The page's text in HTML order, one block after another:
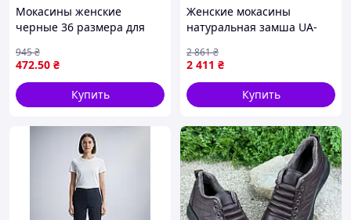
Мокасины женские
черные 36 размера для
стильная обувь ТМ
GIPANIS
472.50 ₴
945₴
Купить
Женские мокасины
натуральная замша UA-
2 411 ₴
2 861₴
Купить